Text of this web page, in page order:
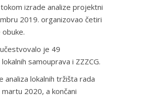
izrade analize projektni
2019. organizovao četiri
je 49
samouprava i ZZZCG.
analiza lokalnih tržišta rada
2020, a končani